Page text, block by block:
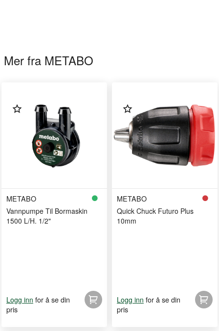
Mer fra METABO
METABO
Vannpumpe Til Bormaskin
1500 L/H. 1/2"
Logg inn for å se din
pris
METABO
Quick Chuck Futuro Plus
10mm
Logg inn for å se din
pris